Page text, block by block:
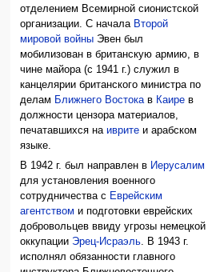
отделением Всемирной сионистской
организации. С начала Второй
мировой войны Эвен был
мобилизован в британскую армию, в
чине майора (с 1941 г.) служил в
канцелярии британского министра по
делам Ближнего Востока в Каире в
должности цензора материалов,
печатавшихся наиврите и арабском
языке.
В 1942 г. был направлен в Иерусалим
для установления военного
сотрудничества с Еврейским
агентством и подготовки еврейских
добровольцев ввиду угрозы немецкой
оккупации Эрец-Исраэль. В 1943 г.
исполнял обязанности главного